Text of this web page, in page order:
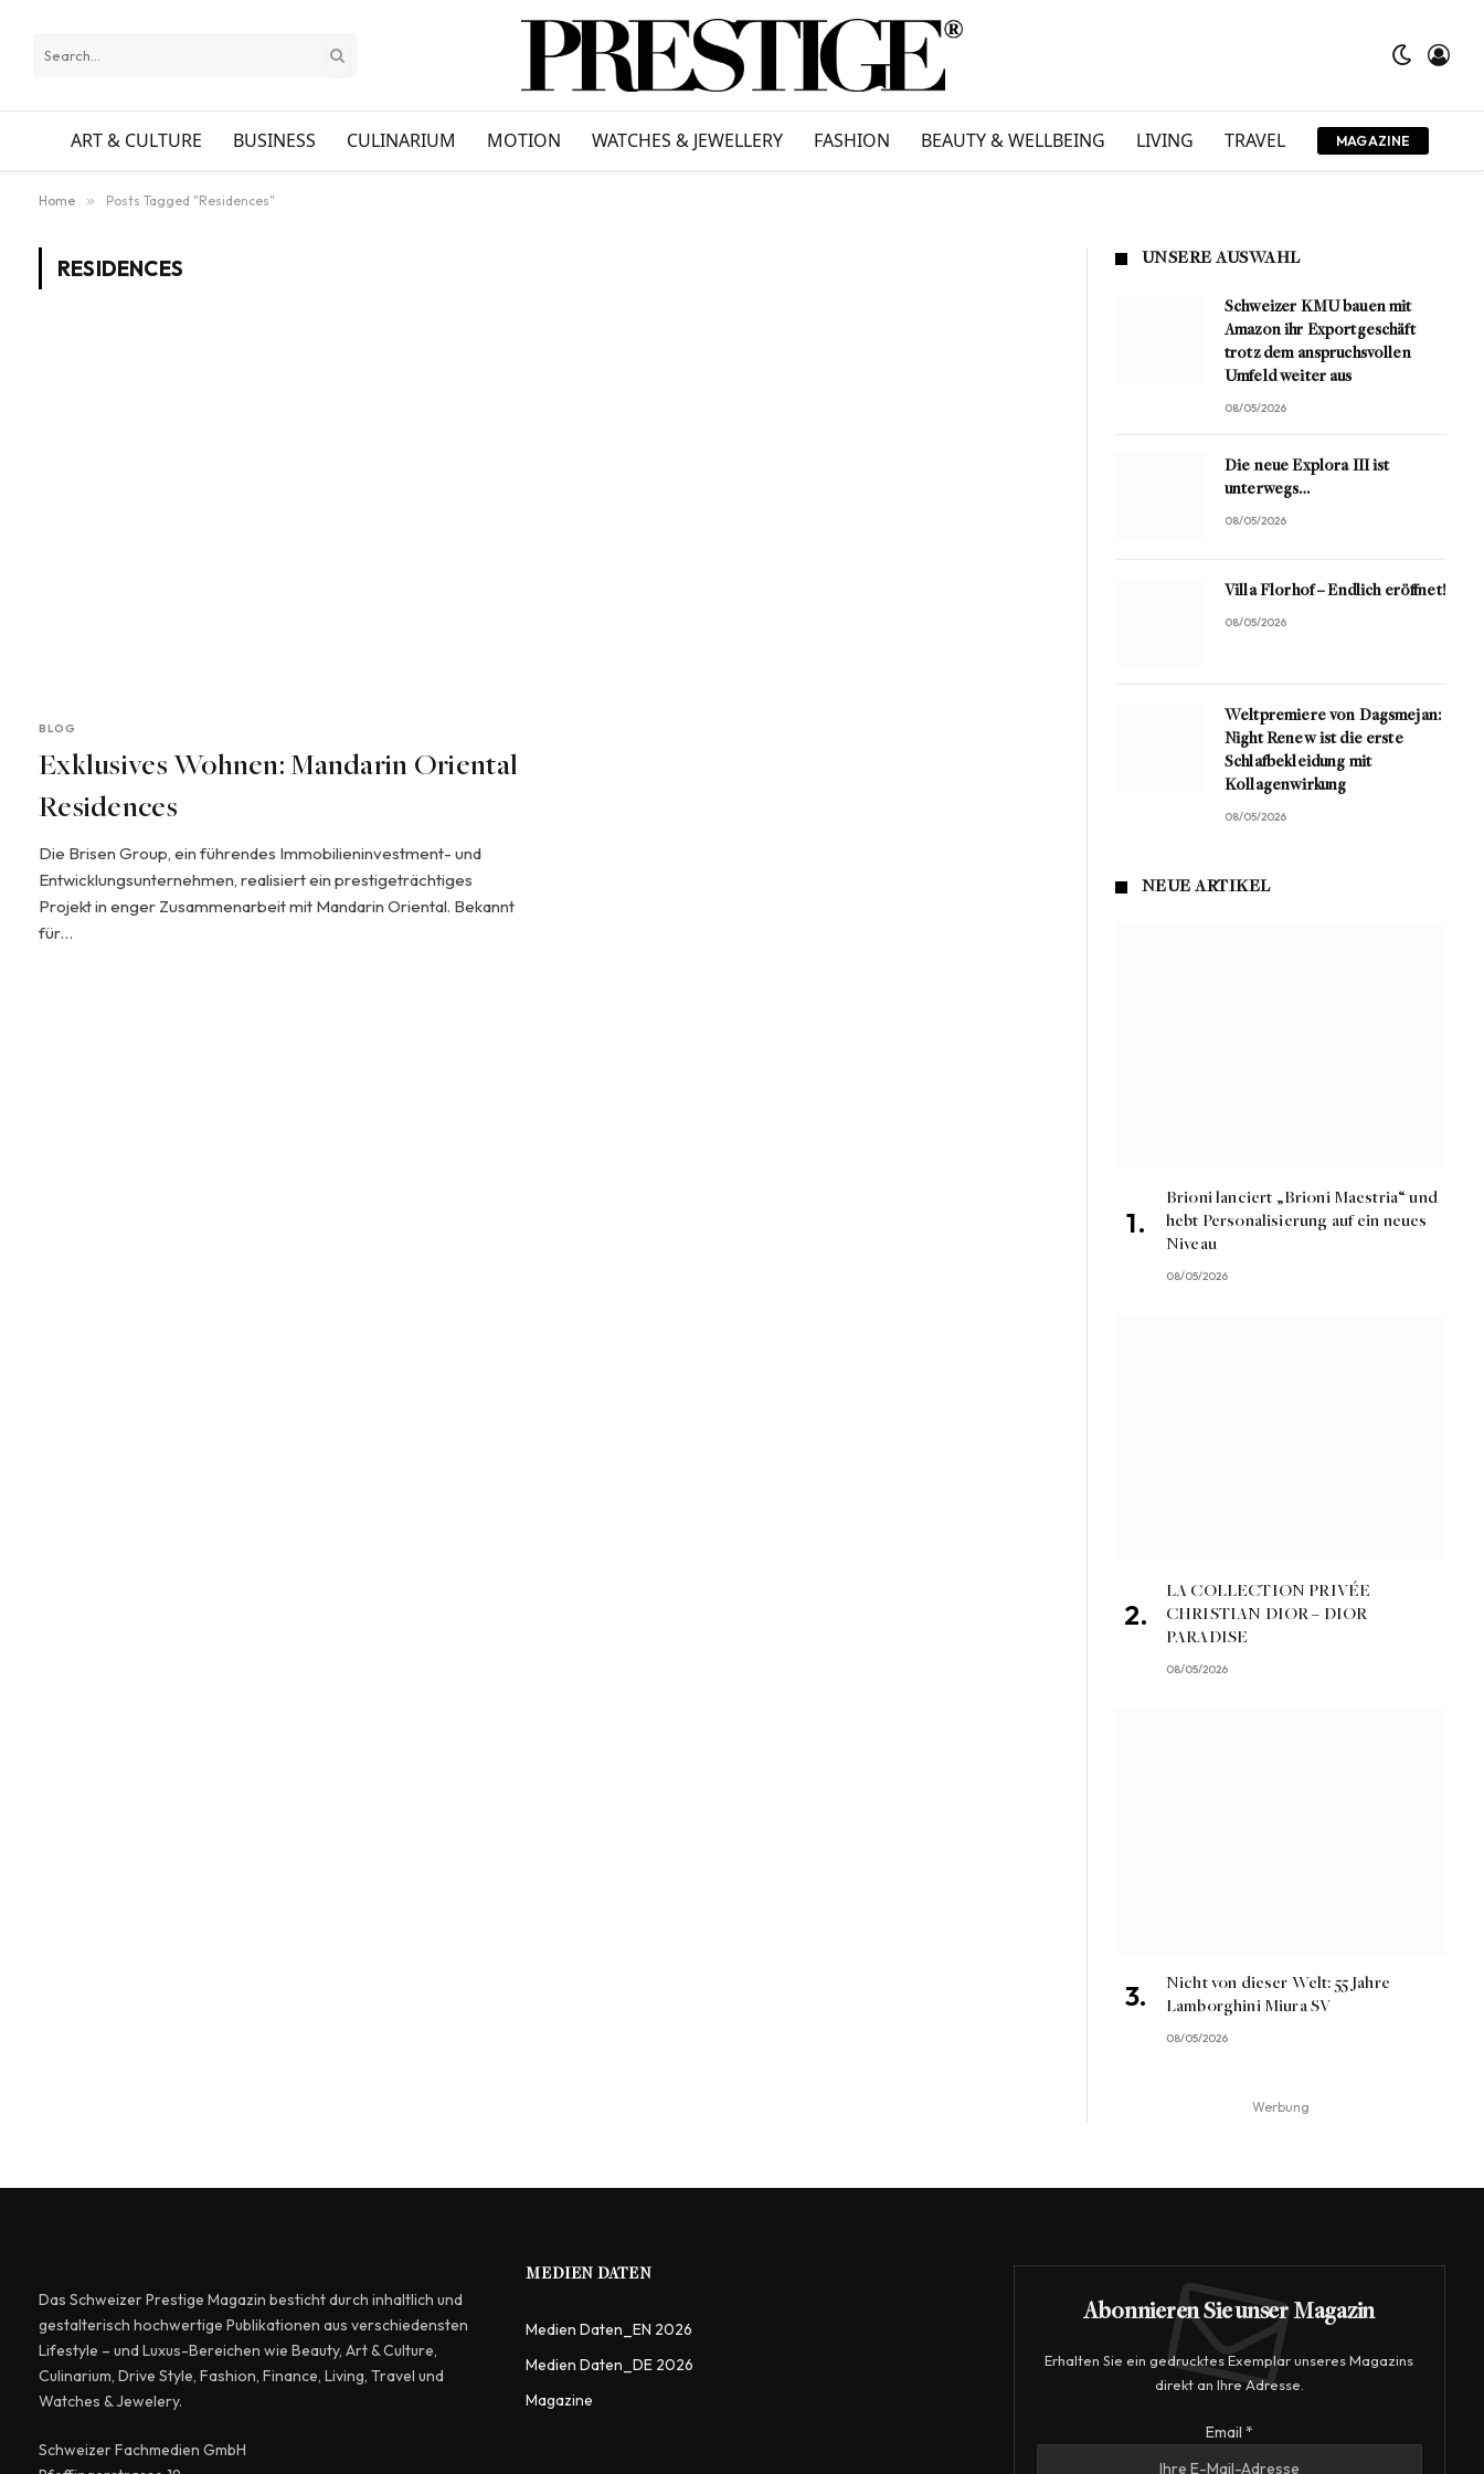
ART & CULTURE BUSINESS CULINARIUM MOTION WATCHES & JEWELLERY FASHION BEAUTY & WELLBEING LIVING TRAVEL MAGAZINE
Home » Posts Tagged "Residences"
RESIDENCES
BLOG
Exklusives Wohnen: Mandarin Oriental
Residences
Die Brisen Group, ein führendes Immobilieninvestment- und
Entwicklungsunternehmen, realisiert ein prestigeträchtiges
Projekt in enger Zusammenarbeit mit Mandarin Oriental. Bekannt
für…
UNSERE AUSWAHL
Schweizer KMU bauen mit
Amazon ihr Exportgeschäft
trotz dem anspruchsvollen
Umfeld weiter aus
08/05/2026
Die neue Explora III ist
unterwegs…
08/05/2026
Villa Florhof – Endlich eröffnet!
08/05/2026
Weltpremiere von Dagsmejan:
Night Renew ist die erste
Schlafbekleidung mit
Kollagenwirkung
08/05/2026
NEUE ARTIKEL
Brioni lanciert „Brioni Maestria“ und
hebt Personalisierung auf ein neues
Niveau
08/05/2026
LA COLLECTION PRIVÉE
CHRISTIAN DIOR – DIOR
PARADISE
08/05/2026
Nicht von dieser Welt: 55 Jahre
Lamborghini Miura SV
08/05/2026
Werbung
Das Schweizer Prestige Magazin besticht durch inhaltlich und
gestalterisch hochwertige Publikationen aus verschiedensten
Lifestyle – und Luxus-Bereichen wie Beauty, Art & Culture,
Culinarium, Drive Style, Fashion, Finance, Living, Travel und
Watches & Jewelery.
Schweizer Fachmedien GmbH
MEDIEN DATEN
Medien Daten_EN 2026
Medien Daten_DE 2026
Magazine
Abonnieren Sie unser Magazin
Erhalten Sie ein gedrucktes Exemplar unseres Magazins
direkt an Ihre Adresse.
Email
Email *